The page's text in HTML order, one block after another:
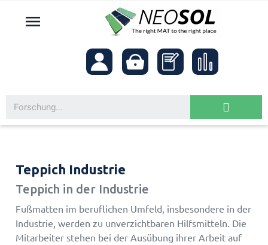

Teppich Industrie
Teppich in der Industrie
Fußmatten im beruflichen Umfeld, insbesondere in der
Industrie, werden zu unverzichtbaren Hilfsmitteln. Die
Mitarbeiter stehen bei der Ausübung ihrer Arbeit auf